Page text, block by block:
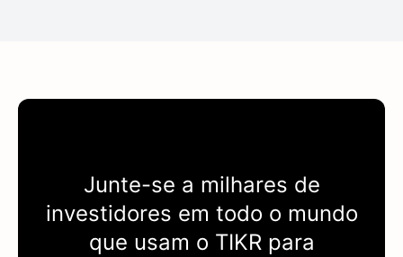
Junte-se a milhares de
investidores em todo o mundo
que usam o TIKRpara